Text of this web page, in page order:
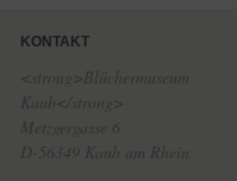
KONTAKT
<strong>Blüchermuseum
Kaub</strong>
Metzgergasse 6
D-56349 Kaub am Rhein